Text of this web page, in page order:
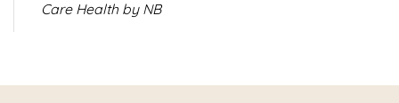
Care Health by NB